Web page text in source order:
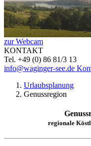
zur Webcam
KONTAKT
Tel. +49 (0) 86 81/3 13
info@waginger-see.de
Urlaubsplanung
Genussregion
regionale